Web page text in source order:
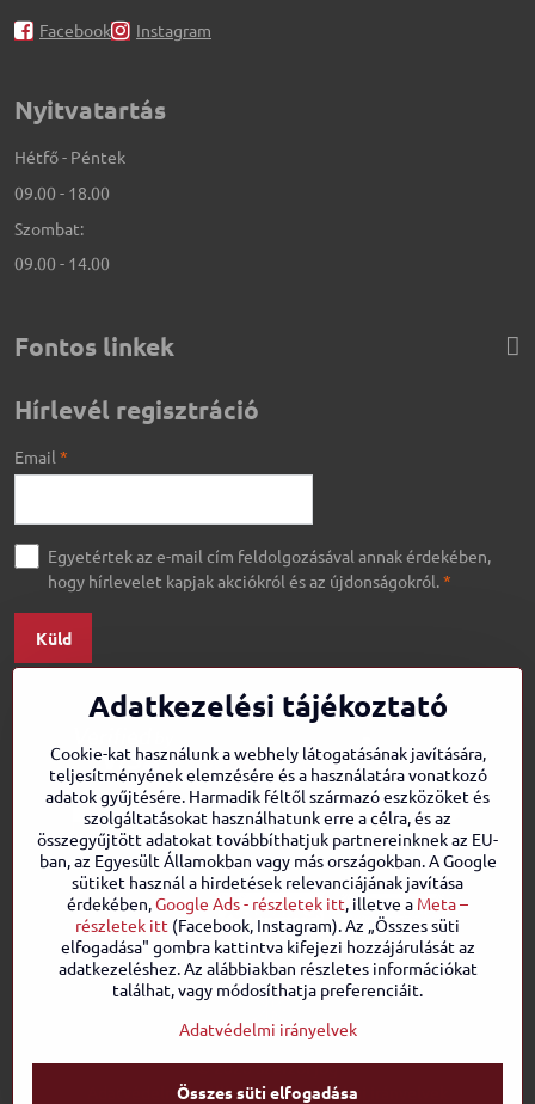
Facebook Instagram
Nyitvatartás
Hétfő - Péntek
09.00 - 18.00
Szombat:
09.00 - 14.00
Fontos linkek
Hírlevél regisztráció
Email *
Egyetértek az e-mail cím feldolgozásával annak érdekében,
hogy hírlevelet kapjak akciókról és az újdonságokról.*
Küld
©2026Szerzői jog
Adatvédelmi beállításokAdatvédelmi irányelvek
Adatkezelési tájékoztató
Cookie-kat használunk a webhely látogatásának javítására,
teljesítményének elemzésére és a használatára vonatkozó
adatok gyűjtésére. Harmadik féltől származó eszközöket és
szolgáltatásokat használhatunk erre a célra, és az
összegyűjtött adatokat továbbíthatjuk partnereinknek az EU-
ban, az Egyesült Államokban vagy más országokban. A Google
sütiket használ a hirdetések relevanciájának javítása
érdekében,Google Ads - részletek itt, illetve a Meta –
részletek itt (Facebook, Instagram). Az „Összes süti
elfogadása" gombra kattintva kifejezi hozzájárulását az
adatkezeléshez. Az alábbiakban részletes információkat
találhat, vagy módosíthatja preferenciáit.
Adatvédelmi irányelvek
Összes süti elfogadása